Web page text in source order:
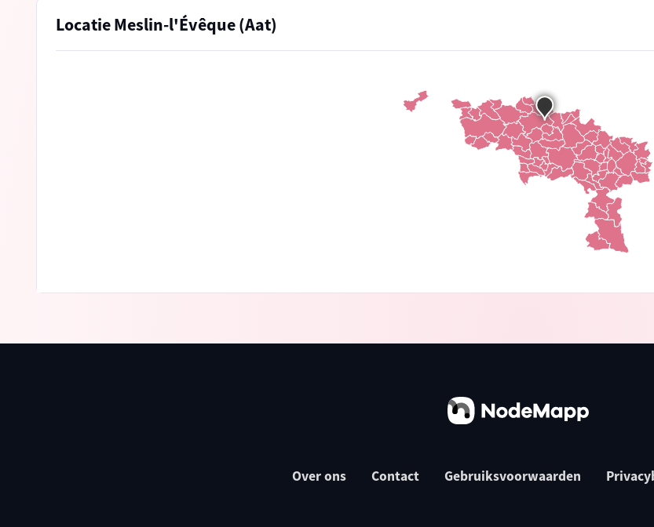
Locatie Meslin-l'Évêque (Aat)
Over ons Contact Gebruiksvoorwaarden